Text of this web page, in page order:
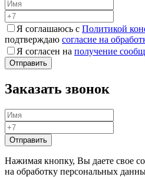
Я соглашаюсь с Политикой
подтверждаю согласие на
Я согласен на получение
Заказать звонок
Нажимая кнопку, Вы даете свое
на обработку персональных